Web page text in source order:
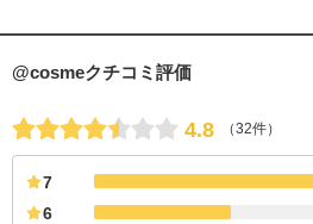
@cosmeクチコミ評価
4.8 （32件）
7
6